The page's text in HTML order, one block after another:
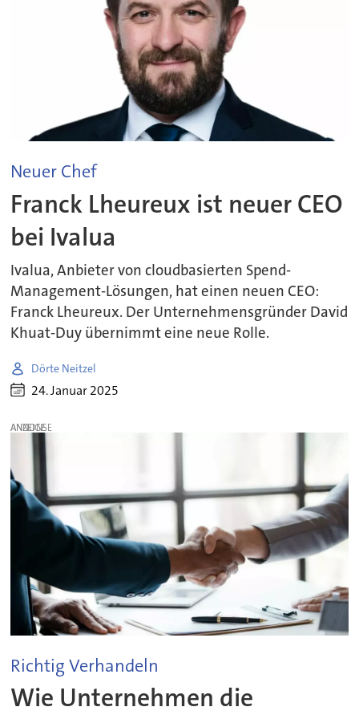
Neuer Chef
Franck Lheureux ist neuer CEO
bei Ivalua
Ivalua, Anbieter von cloudbasierten Spend-
Management-Lösungen, hat einen neuen CEO:
Franck Lheureux. Der Unternehmensgründer David
Khuat-Duy übernimmt eine neue Rolle.
Dörte Neitzel
24. Januar 2025
ANZEIGE
Richtig Verhandeln
Wie Unternehmen die